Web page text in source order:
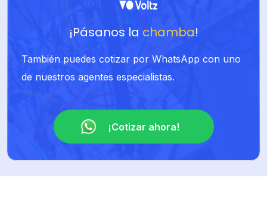
¡Pásanos la chamba!
También puedes cotizar por WhatsApp con uno
de nuestros agentes especialistas.
¡Cotizar ahora!